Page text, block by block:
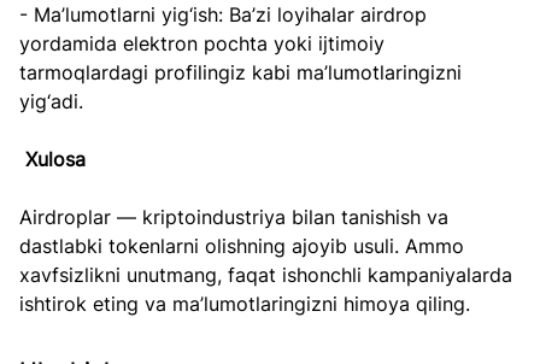
- Ma’lumotlarni yig‘ish: Ba’zi loyihalar airdrop
yordamida elektron pochta yoki ijtimoiy
tarmoqlardagi profilingiz kabi ma’lumotlaringizni
yig‘adi.
Xulosa
Airdroplar — kriptoindustriya bilan tanishish va
dastlabki tokenlarni olishning ajoyib usuli. Ammo
xavfsizlikni unutmang, faqat ishonchli kampaniyalarda
ishtirok eting va ma’lumotlaringizni himoya qiling.